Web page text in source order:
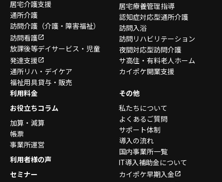
居宅介護支援
通所介護
訪問介護 （介護・障害福祉）
訪問看護
放課後等デイサービス・ 児童
発達支援
通所リハ・デイケア
福祉用具貸与・販売
居宅療養管理指導
認知症対応型通所介護
訪問入浴
訪問リハビリテーション
夜間対応型訪問介護
サ高住・有料老人ホーム
カイポケ開業支援
利用料金
お役立ちコラム
加算・減算
帳票
事業所運営
利用者様の声
セミナー
その他
私たちについて
よくあるご質問
サポート体制
導入の流れ
国内事業所一覧
IT導入補助金について
カイポケ早期入金